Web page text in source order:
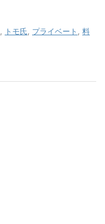
トモ氏 プライベート
料